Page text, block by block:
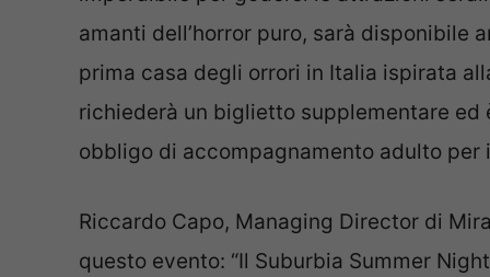
amanti dell’horror puro, sarà disponibile
prima casa degli orrori in Italia ispirata
richiederà un biglietto supplementare
obbligo di accompagnamento adulto per
Riccardo Capo, Managing Director di
questo evento: “Il Suburbia Summer